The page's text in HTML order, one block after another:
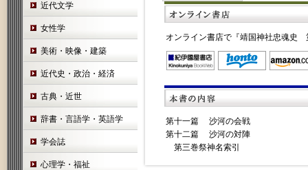
近代文学
女性学
美術・映像・建築
近代史・政治・経済
古典・近世
辞書・言語学・英語学
学会誌
心理学・福祉
オンライン書店で『靖国神社忠魂史
第十一篇 沙河の会戦
第十二篇 沙河の対陣
第三巻祭神名索引